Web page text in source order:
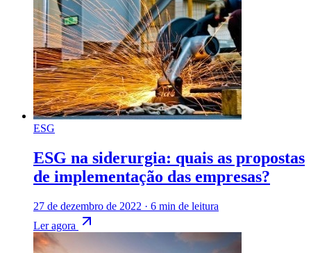
ESG
ESG na siderurgia: quais as propostas
de implementação das empresas?
27 de dezembro de 2022 · 6 min de leitura
Ler agora